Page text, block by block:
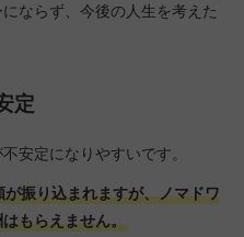
ならず、今後の人生を考えた
定
安定になりやすいです。
振り込まれますが、ノマドワ
もらえません。